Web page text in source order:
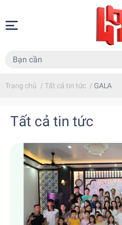
Trang chủ / Tất cả tin tức / GALA
Tất cả tin tức